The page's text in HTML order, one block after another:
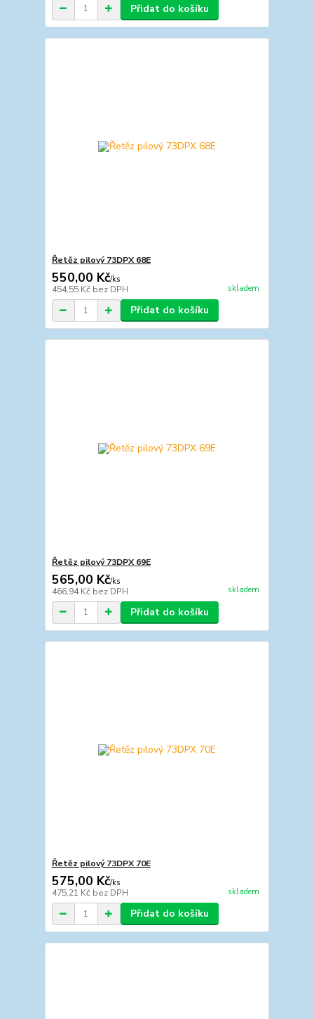
Přidat do košíku
Řetěz pilový 73DPX 68E
550,00 Kč/ks
454,55 Kč bez DPH skladem
Přidat do košíku
Řetěz pilový 73DPX 69E
565,00 Kč/ks
466,94 Kč bez DPH skladem
Přidat do košíku
Řetěz pilový 73DPX 70E
575,00 Kč/ks
475,21 Kč bez DPH skladem
Přidat do košíku